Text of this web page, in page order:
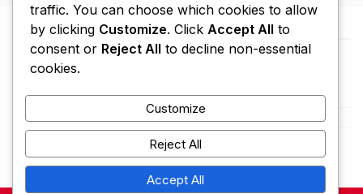
Beranda Tentang Kami
traffic. You can choose which cookies to allow
by clicking Customize. Click Accept All to
consent or Reject All to decline non-essential
cookies.
Customize
Reject All
Accept All